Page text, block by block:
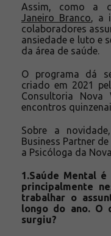
Assim, como a
Janeiro Branco, a
colaboradores
ansiedade e luto e
da área de saúde.
O programa dá
criado em 2021
Consultoria
encontros
Sobre a
Business Partner
a Psicóloga da
1.Saúde Mental
principalmente
trabalhar o
longo do ano. O
surgiu?